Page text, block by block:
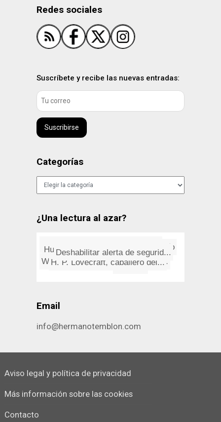
Redes sociales
Suscríbete y recibe las nuevas entradas:
Suscribirse
Categorías
Categorías
¿Una lectura al azar?
La leyenda del beso en la nalg...
Un tí­o con muchos años
"Lo fatal", Rubén Darí­o
EuroTrip
Neil Young: Driftin' Back
What do you love? (from Google...
H. P. Lovecraft, caballero del...
Jiménez de la Espada en la Co...
Hubble, el telescopio y el hom...
Deshabilitar alerta de segurid...
Email
info@hermanotemblon.com
Aviso legal y política de privacidad
Más información sobre las cookies
Contacto